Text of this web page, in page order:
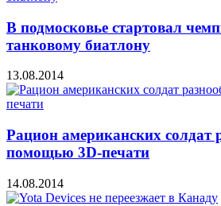
В подмосковье стартовал
танковому биатлону
13.08.2014
Рацион американских солдат
помощью 3D-печати
14.08.2014